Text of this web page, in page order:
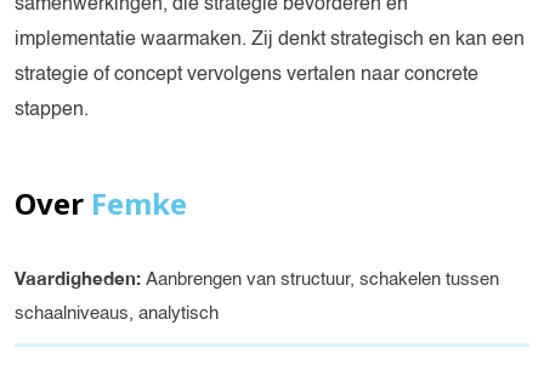
samenwerkingen, die strategie bevorderen en
implementatie waarmaken. Zij denkt strategisch en kan een
strategie of concept vervolgens vertalen naar concrete
stappen.
Over Femke
Vaardigheden: Aanbrengen van structuur, schakelen tussen
schaalniveaus, analytisch